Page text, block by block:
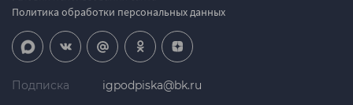
Политика обработки персональных данных
Подписка igpodpiska@bk.ru